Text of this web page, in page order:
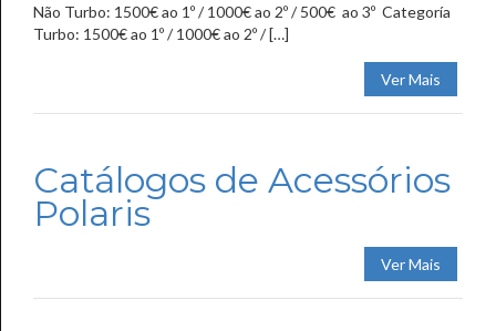
Não Turbo: 1500€ ao 1º / 1000€ ao 2º / 500€ ao 3º Categoría
Turbo: 1500€ ao 1º / 1000€ ao 2º / […]
Ver Mais
Catálogos de Acessórios
Polaris
Ver Mais